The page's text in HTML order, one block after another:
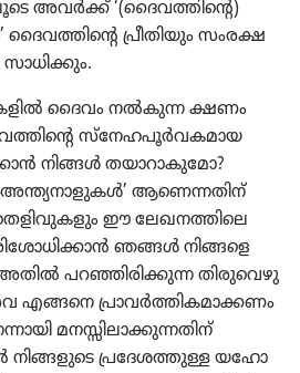
അവർക്ക്‌ ‘(ദൈവ​ത്തി​ന്റെ)
ദൈവ​ത്തി​ന്റെ പ്രീതി​യും സംരക്ഷ​
ദൈവം നൽകുന്ന ക്ഷണം
സ്‌നേ​ഹ​പൂർവ​ക​മായ
നിങ്ങൾ തയാറാ​കു​മോ?
ആണെന്ന​തിന്‌
ഈ ലേഖന​ത്തി​ലെ
ഞങ്ങൾ നിങ്ങളെ
അതിൽ പറഞ്ഞി​രി​ക്കുന്ന തിരു​വെ​ഴു​
എങ്ങനെ പ്രാവർത്തി​ക​മാ​ക്കണം
മനസ്സി​ലാ​ക്കു​ന്ന​തിന്‌
നിങ്ങളു​ടെ പ്രദേ​ശ​ത്തുള്ള യഹോ​